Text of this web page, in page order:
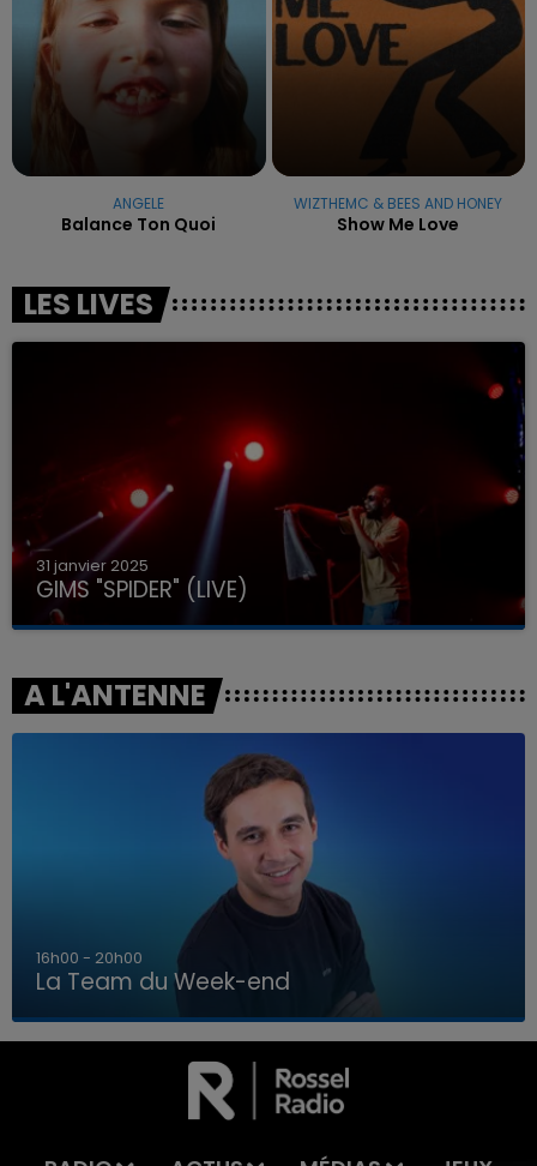
LA TEAM DU WEEK-END
ANGELE
Balance Ton Quoi
WIZTHEMC & BEES AND HONEY
Show Me Love
LES LIVES
31 janvier 2025
GIMS "SPIDER" (LIVE)
A L'ANTENNE
7h00 - 12h00
La Team du Week-end